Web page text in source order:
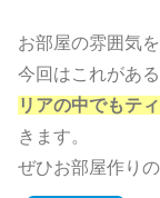
お部屋の雰囲気
今回はこれがあ
リアの中でもテ
きます。
ぜひお部屋作り